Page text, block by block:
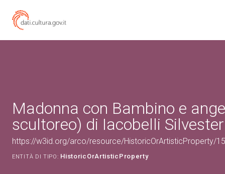
Madonna con Bambino e
scultoreo) di Iacobelli
https://w3id.org/arco/resource/HistoricOrArtisticProperty/
ENTITÀ DI TIPO: HistoricOrArtisticProperty